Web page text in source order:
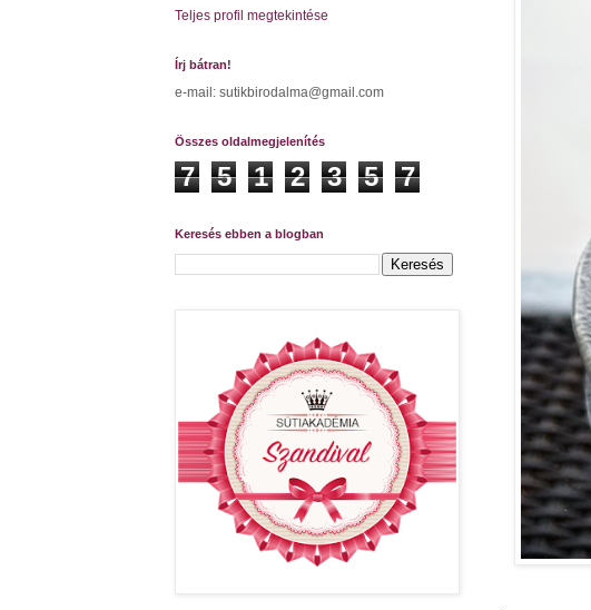
Teljes profil megtekintése
Írj bátran!
e-mail: sutikbirodalma@gmail.com
Összes oldalmegjelenítés
7 5 1 2 3 5 7
Keresés ebben a blogban